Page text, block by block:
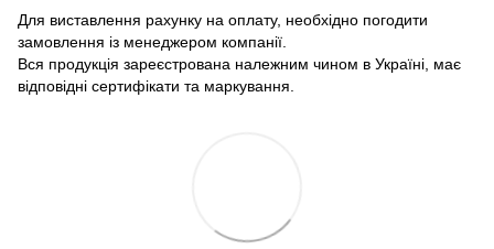
Для виставлення рахунку на оплату, необхідно погодити
замовлення із менеджером компанії.
Вся продукція зареєстрована належним чином в Україні, має
відповідні сертифікати та маркування.